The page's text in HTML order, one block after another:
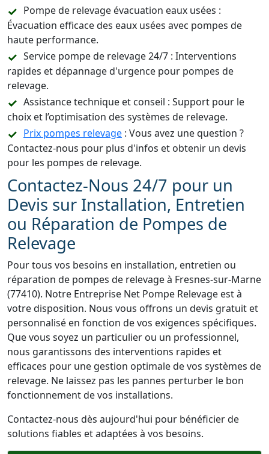
Pompe de relevage évacuation eaux usées :
Évacuation efficace des eaux usées avec pompes de
haute performance.
Service pompe de relevage 24/7 : Interventions
rapides et dépannage d'urgence pour pompes de
relevage.
Assistance technique et conseil : Support pour le
choix et l’optimisation des systèmes de relevage.
Prix pompes relevage : Vous avez une question ?
Contactez-nous pour plus d'infos et obtenir un devis
pour les pompes de relevage.
Contactez-Nous 24/7 pour un
Devis sur Installation, Entretien
ou Réparation de Pompes de
Relevage
Pour tous vos besoins en installation, entretien ou
réparation de pompes de relevage à Fresnes-sur-Marne
(77410). Notre Entreprise Net Pompe Relevage est à
votre disposition. Nous vous offrons un devis gratuit et
personnalisé en fonction de vos exigences spécifiques.
Que vous soyez un particulier ou un professionnel,
nous garantissons des interventions rapides et
efficaces pour une gestion optimale de vos systèmes de
relevage. Ne laissez pas les pannes perturber le bon
fonctionnement de vos installations.
Contactez-nous dès aujourd'hui pour bénéficier de
solutions fiables et adaptées à vos besoins.